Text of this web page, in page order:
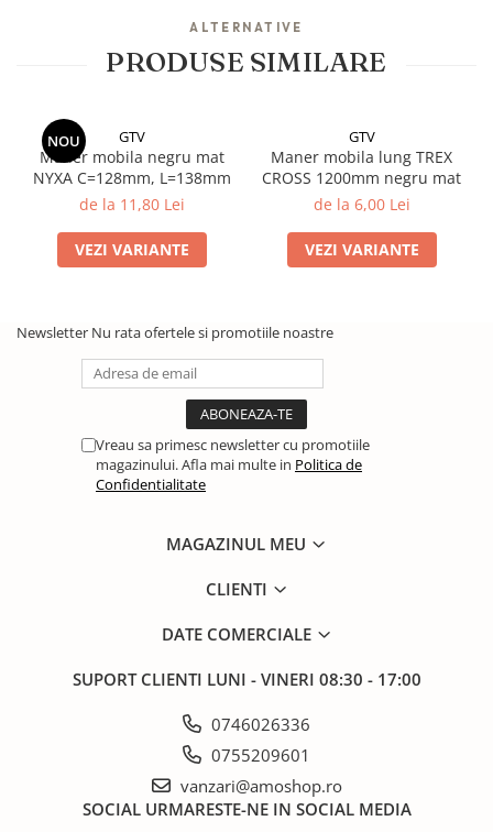
ALTERNATIVE
PRODUSE SIMILARE
NOU GTV
Maner mobila negru mat
NYXA C=128mm, L=138mm
de la 11,80 Lei
VEZI VARIANTE
GTV
Maner mobila lung TREX
CROSS 1200mm negru mat
de la 6,00 Lei
VEZI VARIANTE
Newsletter Nu rata ofertele si promotiile noastre
Vreau sa primesc newsletter cu promotiile
magazinului. Afla mai multe in Politica de
Confidentialitate
MAGAZINUL MEU
CLIENTI
DATE COMERCIALE
SUPORT CLIENTI LUNI - VINERI 08:30 - 17:00
0746026336
0755209601
vanzari@amoshop.ro
SOCIAL URMARESTE-NE IN SOCIAL MEDIA